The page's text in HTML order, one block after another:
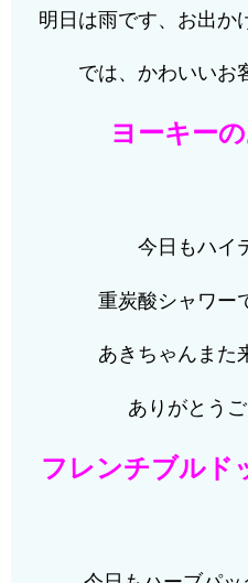
明日は雨です、お出か
では、かわいい
ヨーキー
今日もハイ
重炭酸シャワー
あきちゃんまた
ありがとう
フレンチブルド